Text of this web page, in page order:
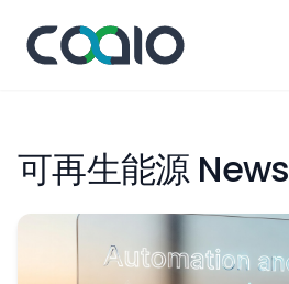
可再生能源 News